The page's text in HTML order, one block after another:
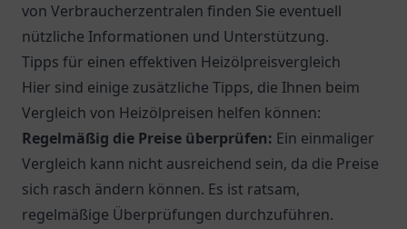
von Verbraucherzentralen finden Sie eventuell
nützliche Informationen und Unterstützung.
Tipps für einen effektiven Heizölpreisvergleich
Hier sind einige zusätzliche Tipps, die Ihnen beim
Vergleich von Heizölpreisen helfen können:
Regelmäßig die Preise überprüfen: Ein einmaliger
Vergleich kann nicht ausreichend sein, da die Preise
sich rasch ändern können. Es ist ratsam,
regelmäßige Überprüfungen durchzuführen.